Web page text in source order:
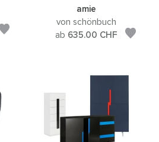
amie
von schönbuch
ab 635.00 CHF